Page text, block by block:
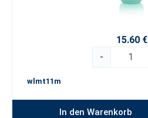
15.60 €
-
wlmt11m
In den Warenkorb